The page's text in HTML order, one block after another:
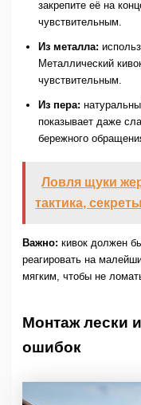
закрепите её на
чувствительным.
Из металла:
Металлический
чувствительным.
Из пера:
показывает даже
бережного
Ловля щуки
тактика,
Важно: кивок должен
реагировать на
мягким, чтобы не
Монтаж лески
ошибок